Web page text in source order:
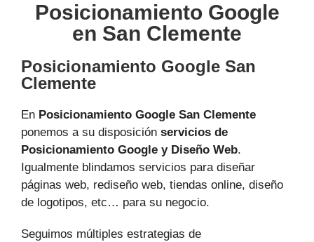
Posicionamiento Google
en San Clemente
Posicionamiento Google San
Clemente
En Posicionamiento Google San Clemente
ponemos a su disposición servicios de
Posicionamiento Google y Diseño Web.
Igualmente blindamos servicios para diseñar
páginas web, rediseño web, tiendas online, diseño
de logotipos, etc… para su negocio.
Seguimos múltiples estrategias de